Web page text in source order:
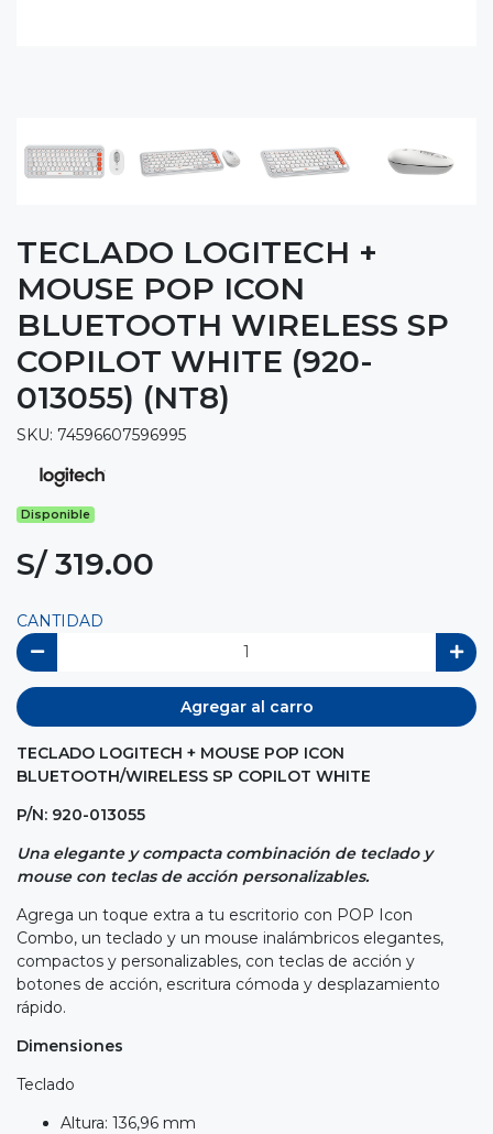
TECLADO LOGITECH +
MOUSE POP ICON
BLUETOOTH WIRELESS SP
COPILOT WHITE (920-
013055) (NT8)
SKU: 74596607596995
Disponible
S/ 319.00
CANTIDAD
Agregar al carro
TECLADO LOGITECH + MOUSE POP ICON
BLUETOOTH/WIRELESS SP COPILOT WHITE
P/N: 920-013055
Una elegante y compacta combinación de teclado y
mouse con teclas de acción personalizables.
Agrega un toque extra a tu escritorio con POP Icon
Combo, un teclado y un mouse inalámbricos elegantes,
compactos y personalizables, con teclas de acción y
botones de acción, escritura cómoda y desplazamiento
rápido.
Dimensiones
Teclado
Altura: 136,96 mm